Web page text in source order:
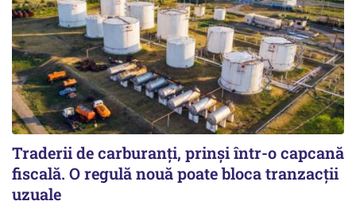
Traderii de carburanți, prinși într-o capcană
fiscală. O regulă nouă poate bloca tranzacții
uzuale